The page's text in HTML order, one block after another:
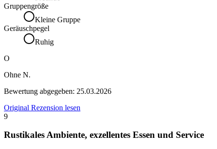
Gruppengröße
Kleine Gruppe
Geräuschpegel
Ruhig
O
Ohne N.
Bewertung abgegeben: 25.03.2026
Original Rezension lesen
9
Rustikales Ambiente, exzellentes Essen und Service